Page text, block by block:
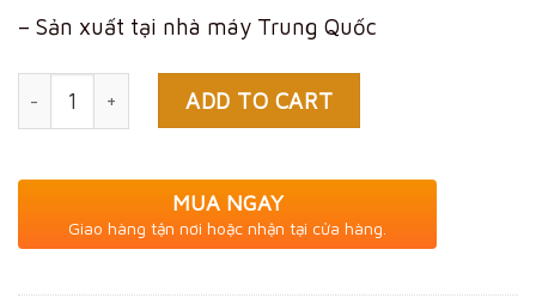
– Sản xuất tại nhà máy Trung Quốc
Quantity
ADD TO CART
MUA NGAY
Giao hàng tận nơi hoặc nhận tại cửa hàng.